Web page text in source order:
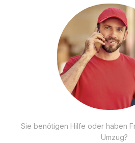
Sie benötigen Hilfe oder haben
Umzug?